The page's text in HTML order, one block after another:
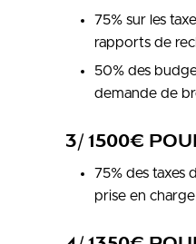
75% sur les
rapports de
50% des
demande de
3/ 1500€
75% des taxes
prise en